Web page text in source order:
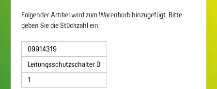
Folgender Artikel wird zum Warenkorb hinzugefügt. Bitte
geben Sie die Stückzahl ein: